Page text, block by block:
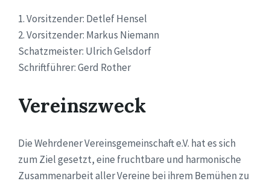
1. Vorsitzender: Detlef Hensel
2. Vorsitzender: Markus Niemann
Schatzmeister: Ulrich Gelsdorf
Schriftführer: Gerd Rother
Vereinszweck
Die Wehrdener Vereinsgemeinschaft e.V. hat es sich
zum Ziel gesetzt, eine fruchtbare und harmonische
Zusammenarbeit aller Vereine bei ihrem Bemühen zu